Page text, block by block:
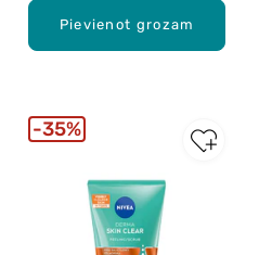
Pievienot grozam
35%